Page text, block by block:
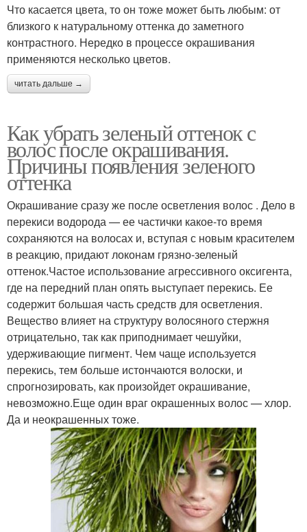
Что касается цвета, то он тоже может быть любым: от
близкого к натуральному оттенка до заметного
контрастного. Нередко в процессе окрашивания
применяются несколько цветов.
читать дальше →
Как убрать зеленый оттенок с
волос после окрашивания.
Причины появления зеленого
оттенка
Окрашивание сразу же после осветления волос . Дело в
перекиси водорода — ее частички какое-то время
сохраняются на волосах и, вступая с новым красителем
в реакцию, придают локонам грязно-зеленый
оттенок.Частое использование агрессивного оксигента,
где на передний план опять выступает перекись. Ее
содержит большая часть средств для осветления.
Вещество влияет на структуру волосяного стержня
отрицательно, так как приподнимает чешуйки,
удерживающие пигмент. Чем чаще используется
перекись, тем больше истончаются волоски, и
спрогнозировать, как произойдет окрашивание,
невозможно.Еще один враг окрашенных волос — хлор.
Да и неокрашенных тоже.